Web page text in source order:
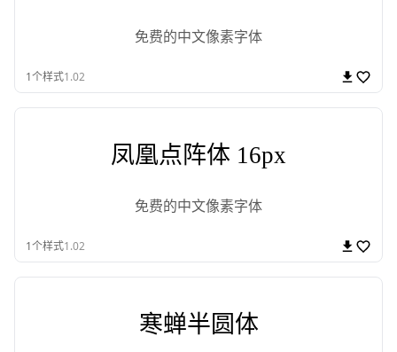
免费的中文像素字体
1个样式1.02
凤凰点阵体 16px
免费的中文像素字体
1个样式1.02
寒蝉半圆体